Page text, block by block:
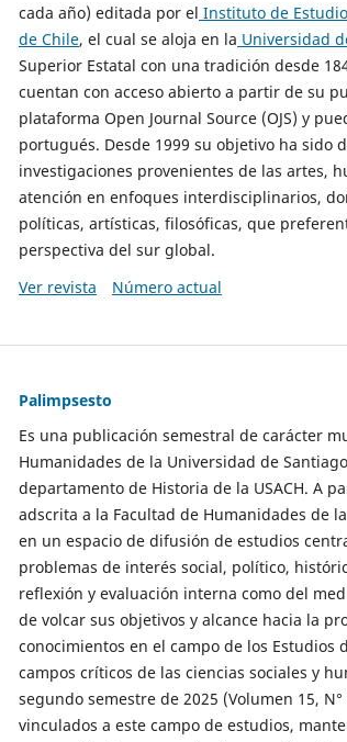
cada año) editada por el Instituto de
de Chile, el cual se aloja en la Universidad
Superior Estatal con una tradición desde
cuentan con acceso abierto a partir de su
plataforma Open Journal Source (OJS) y
portugués. Desde 1999 su objetivo ha
investigaciones provenientes de las artes,
atención en enfoques interdisciplinarios,
políticas, artísticas, filosóficas, que
perspectiva del sur global.
Ver revista
Número actual
Palimpsesto
Es una publicación semestral de carácter
Humanidades de la Universidad de
departamento de Historia de la USACH. A
adscrita a la Facultad de Humanidades de
en un espacio de difusión de estudios
problemas de interés social, político,
reflexión y evaluación interna como del
de volcar sus objetivos y alcance hacia la
conocimientos en el campo de los Estudios
campos críticos de las ciencias sociales y
segundo semestre de 2025 (Volumen 15, N°
vinculados a este campo de estudios,